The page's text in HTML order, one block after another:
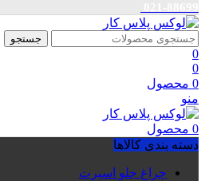
جستجو
0
0
0 محصول
منو
0 محصول
دسته بندی کالاها
چراغ جلو اسپرت